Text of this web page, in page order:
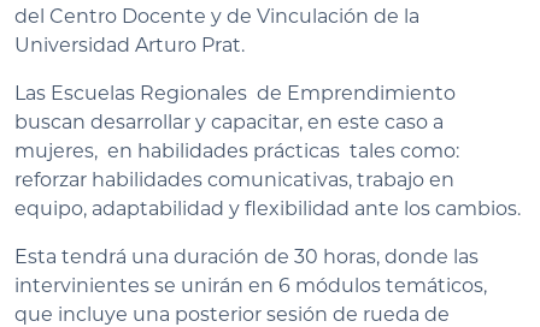
del Centro Docente y de Vinculación de la
Universidad Arturo Prat.
Las Escuelas Regionales de Emprendimiento
buscan desarrollar y capacitar, en este caso a
mujeres, en habilidades prácticas tales como:
reforzar habilidades comunicativas, trabajo en
equipo, adaptabilidad y flexibilidad ante los cambios.
Esta tendrá una duración de 30 horas, donde las
intervinientes se unirán en 6 módulos temáticos,
que incluye una posterior sesión de rueda de